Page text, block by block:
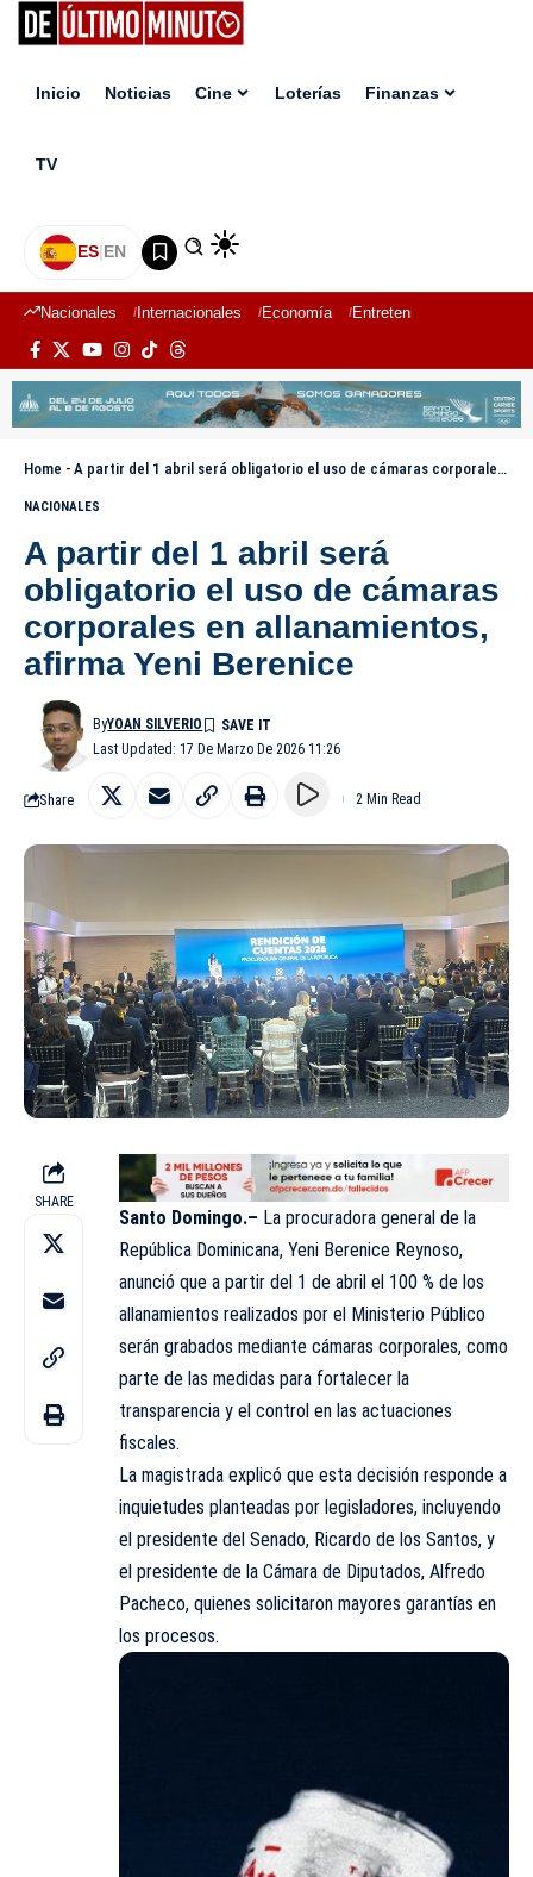
Inicio Noticias Cine Loterías Finanzas
TV
ES|EN
Nacionales Internacionales Economía Entretenimiento
Home - A partir del 1 abril será obligatorio el uso de cámaras corporales en allanamientos, afirma Yeni Berenice
NACIONALES
A partir del 1 abril será
obligatorio el uso de cámaras
corporales en allanamientos,
afirma Yeni Berenice
Last Updated: 17 De Marzo De 2026 11:26
ByYOAN SILVERIO
Share 2 Min Read
SHARE
Santo Domingo.– La procuradora general de la
República Dominicana, Yeni Berenice Reynoso,
anunció que a partir del 1 de abril el 100 % de los
allanamientos realizados por el Ministerio Público
serán grabados mediante cámaras corporales, como
parte de las medidas para fortalecer la
transparencia y el control en las actuaciones
fiscales.
La magistrada explicó que esta decisión responde a
inquietudes planteadas por legisladores, incluyendo
el presidente del Senado, Ricardo de los Santos, y
el presidente de la Cámara de Diputados, Alfredo
Pacheco, quienes solicitaron mayores garantías en
los procesos.